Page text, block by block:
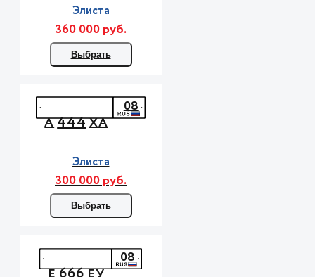
Элиста
360 000 руб.
Выбрать
А444ХА
08
Элиста
300 000 руб.
Выбрать
08